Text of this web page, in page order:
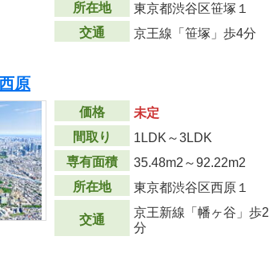
所在地
東京都渋谷区笹塚１
交通
京王線「笹塚」歩4分
原
価格
未定
間取り
1LDK～3LDK
専有面積
35.48m2 ～92.22m2
所在地
東京都渋谷区西原１
交通
京王新線「幡ヶ谷」歩2
分